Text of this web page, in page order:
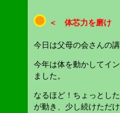
＜ 体芯力を磨け
今日は父母の会さんの
今年は体を動かしてイ
ました。
なるほど！ちょっとし
が動き、少し続けただ